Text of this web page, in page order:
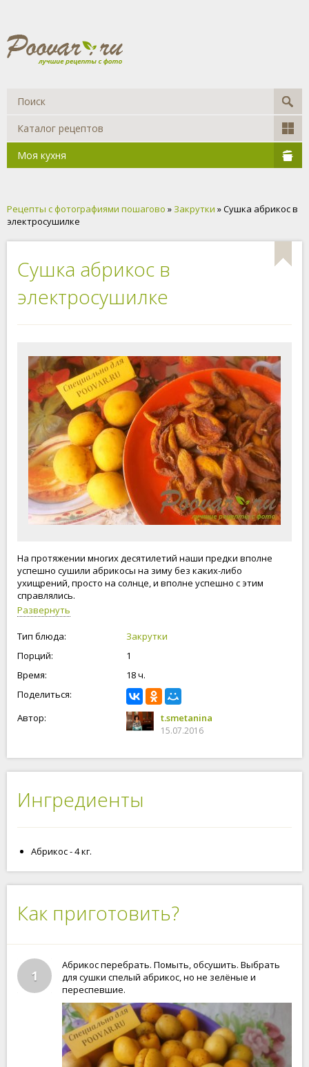
Каталог рецептов
Моя кухня
Рецепты с фотографиями пошагово » Закрутки » Сушка абрикос в
электросушилке
Сушка абрикос в
электросушилке
На протяжении многих десятилетий наши предки вполне
успешно сушили абрикосы на зиму без каких-либо
ухищрений, просто на солнце, и вполне успешно с этим
справлялись.
Развернуть
Тип блюда:
Закрутки
Порций:
1
Время:
18 ч.
Поделиться:
Автор:
t.smetanina
15.07.2016
Ингредиенты
Абрикос - 4 кг.
Как приготовить?
1
Абрикос перебрать. Помыть, обсушить. Выбрать
для сушки спелый абрикос, но не зелёные и
переспевшие.